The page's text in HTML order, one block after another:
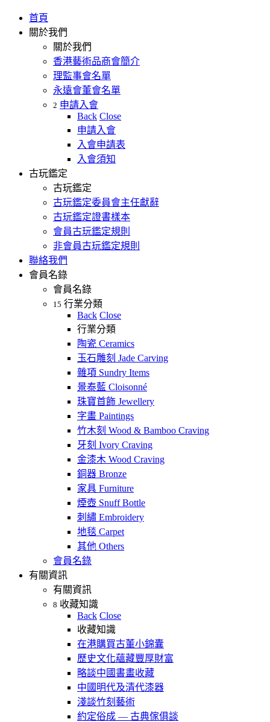
首頁
關於我們
關於我們
香港藝術品商會簡介
理監事會名單
永遠會董會名單
2 申請入會
Back Close
申請入會
入會申請表
入會須知
古玩鑑定
古玩鑑定
古玩鑑定委員會主任獻辭
古玩鑑定證書樣本
會員古玩鑑定規則
非會員古玩鑑定規則
聯絡我們
會員名錄
會員名錄
15 行業分類
Back Close
行業分類
陶瓷 Ceramics
玉石雕刻 Jade Carving
雜項 Sundry Items
景泰藍 Cloisonné
珠寶首飾 Jewellery
字畫 Paintings
竹木刻 Wood & Bamboo Craving
牙刻 Ivory Craving
金漆木 Wood Craving
銅器 Bronze
家具 Furniture
煙壺 Snuff Bottle
刺繡 Embroidery
地毯 Carpet
其他 Others
會員名錄
有關資訊
有關資訊
8 收藏知識
Back Close
收藏知識
在港購買古董小錦囊
歷史文化蘊藏豐厚財富
略談中國書畫收藏
中國明代及清代漆器
淺談竹刻藝術
約定俗成 — 古典傢俱談